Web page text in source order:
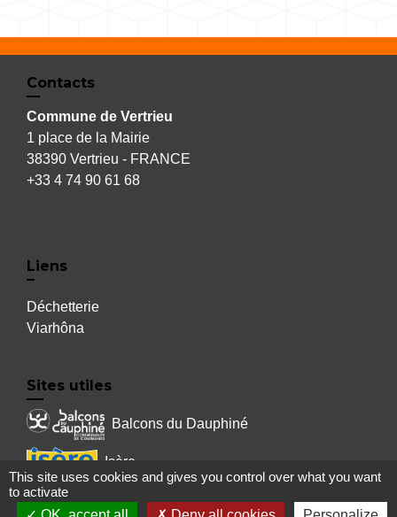
Contacts
Commune de Vertrieu
1 place de la Mairie
38390 Vertrieu - FRANCE
+33 4 74 90 61 68
Liens
Déchetterie
Viarhôna
Sites utiles
Balcons du Dauphiné
Isère
Auvergne Rhône Alpes
This site uses cookies and gives you control over what you want
to activate